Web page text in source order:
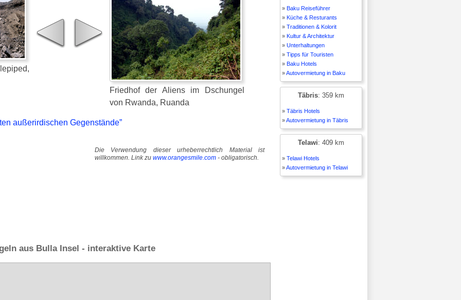
Friedhof der Aliens im Dschungel
von Rwanda, Ruanda
außerirdischen Gegenstände”
Die Verwendung dieser urheberrechtlich Material ist
willkommen. Link zu www.orangesmile.com - obligatorisch.
aus Bulla Insel - interaktive Karte
» Baku Reiseführer
» Küche & Resturants
» Traditionen & Kolorit
» Kultur & Architektur
» Unterhaltungen
» Tipps für Touristen
» Baku Hotels
»Autovermietung in Baku
Täbris: 359 km
» Täbris Hotels
»Autovermietung in Täbris
Telawi: 409 km
» Telawi Hotels
»Autovermietung in Telawi